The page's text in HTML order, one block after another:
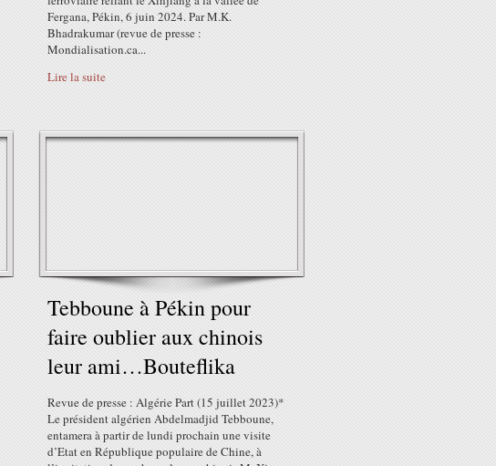
Fergana, Pékin, 6 juin 2024. Par M.K.
Bhadrakumar (revue de presse :
Mondialisation.ca...
Lire la suite
Tebboune à Pékin pour
faire oublier aux chinois
leur ami…Bouteflika
Revue de presse : Algérie Part (15 juillet 2023)*
Le président algérien Abdelmadjid Tebboune,
entamera à partir de lundi prochain une visite
d’Etat en République populaire de Chine, à